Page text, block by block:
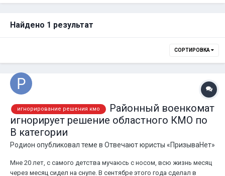
Найдено 1 результат
СОРТИРОВКА
игнорирование решения кмо
Районный военкомат
игнорирует решение областного КМО по
В категории
Родион опубликовал теме в Отвечают юристы «ПризываНет»
Мне 20 лет, с самого детства мучаюсь с носом, всю жизнь месяц
через месяц сидел на снупе. В сентябре этого года сделал в